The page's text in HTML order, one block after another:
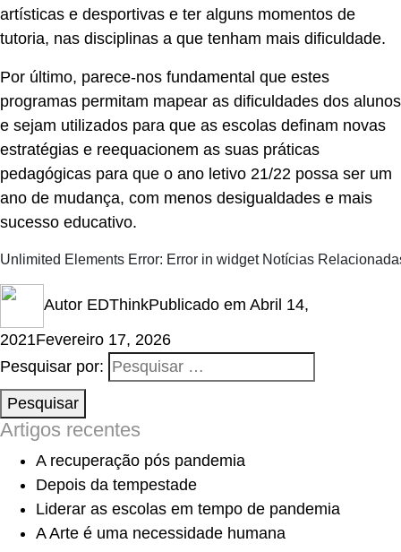
artísticas e desportivas e ter alguns momentos de
tutoria, nas disciplinas a que tenham mais dificuldade.
Por último, parece-nos fundamental que estes
programas permitam mapear as dificuldades dos alunos
e sejam utilizados para que as escolas definam novas
estratégias e reequacionem as suas práticas
pedagógicas para que o ano letivo 21/22 possa ser um
ano de mudança, com menos desigualdades e mais
sucesso educativo.
Unlimited Elements Error: Error in widget Notícias
Autor EDThinkPublicado em Abril 14,
2021Fevereiro 17, 2026
Pesquisar por:
Pesquisar
Artigos recentes
A recuperação pós pandemia
Depois da tempestade
Liderar as escolas em tempo de pandemia
A Arte é uma necessidade humana